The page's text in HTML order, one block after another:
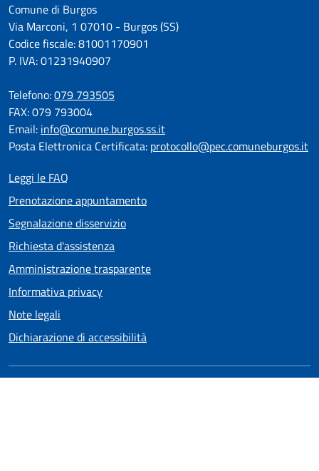
Comune di Burgos
Via Marconi, 1 07010 - Burgos (SS)
Codice fiscale: 81001170901
P. IVA: 01231940907
Telefono:079 793505
FAX: 079 793004
Email: info@comune.burgos.ss.it
Posta Elettronica Certificata: protocollo@pec.comuneburgos.it
Leggi le FAQ
Prenotazione appuntamento
Segnalazione disservizio
Richiesta d'assistenza
Amministrazione trasparente
Informativa privacy
Note legali
Dichiarazione di accessibilità